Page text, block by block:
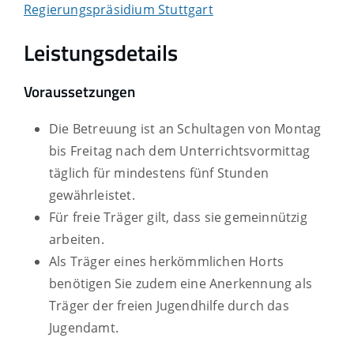
Regierungspräsidium Stuttgart
Leistungsdetails
Voraussetzungen
Die Betreuung ist an Schultagen von Montag
bis Freitag nach dem Unterrichtsvormittag
täglich für mindestens fünf Stunden
gewährleistet.
Für freie Träger gilt, dass sie gemeinnützig
arbeiten.
Als Träger eines herkömmlichen Horts
benötigen Sie zudem eine Anerkennung als
Träger der freien Jugendhilfe durch das
Jugendamt.